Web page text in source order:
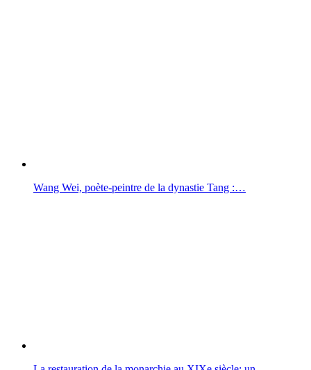
Wang Wei, poète-peintre de la dynastie Tang :…